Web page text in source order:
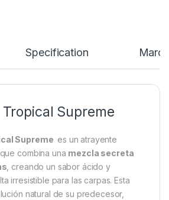
Specification Marca
Tropical Supreme
Supreme es un atrayente
combina una mezcla secreta
, creando un sabor ácido y
irresistible para las carpas. Esta
natural de su predecesor,